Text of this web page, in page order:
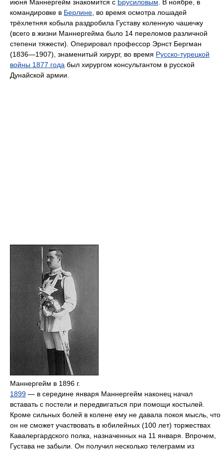
июня Маннергейм знакомится с Брусиловым . В ноябре, в
командировке в Берлине , во время осмотра лошадей
трёхлетняя кобыла раздробила Густаву коленную чашечку
(всего в жизни Маннергейма было 14 переломов различной
степени тяжести). Оперировал профессор Эрнст Бергман
(1836—1907), знаменитый хирург, во время Русско-турецкой
войны 1877 года был хирургом консультантом в русской
Дунайской армии.
Маннергейм в 1896 г.
1899 — в середине января Маннергейм наконец начал
вставать с постели и передвигаться при помощи костылей.
Кроме сильных болей в колене ему не давала покоя мысль, что
он не сможет участвовать в юбилейных (100 лет) торжествах
Кавалергардского полка, назначенных на 11 января. Впрочем,
Густава не забыли. Он получил несколько телеграмм из